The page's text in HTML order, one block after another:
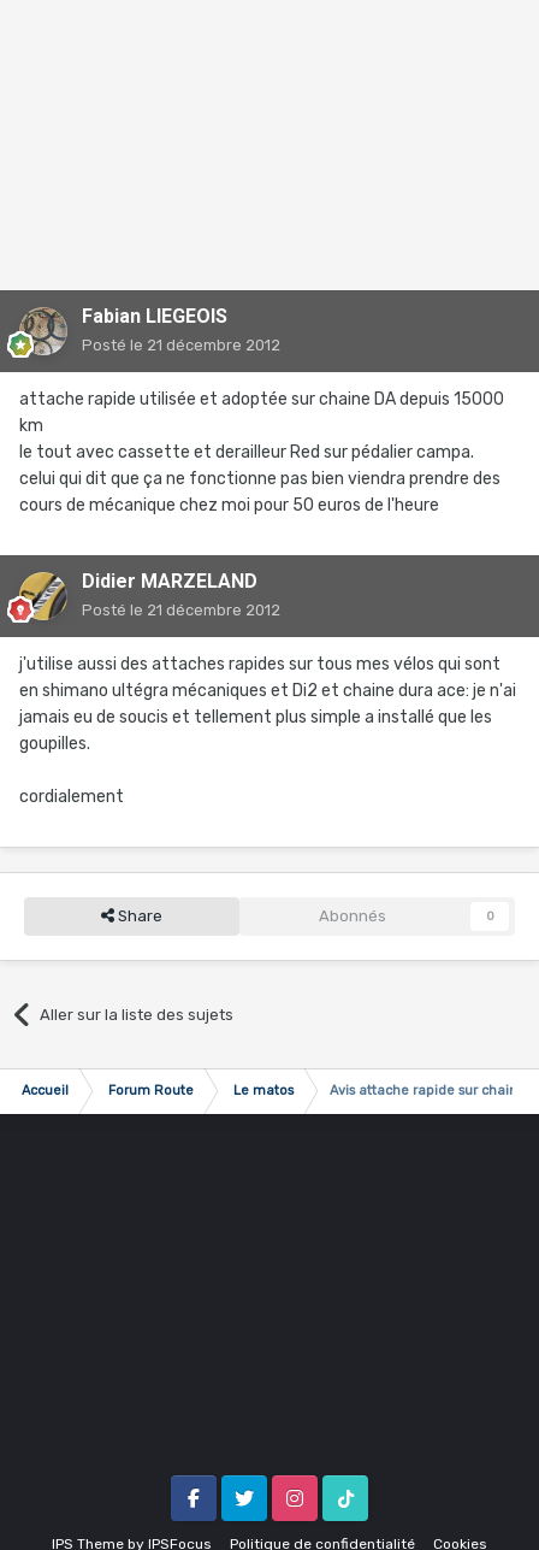
Fabian LIEGEOIS
Posté le 21 décembre 2012
attache rapide utilisée et adoptée sur chaine DA depuis 15000
km
le tout avec cassette et derailleur Red sur pédalier campa.
celui qui dit que ça ne fonctionne pas bien viendra prendre des
cours de mécanique chez moi pour 50 euros de l'heure
Didier MARZELAND
Posté le 21 décembre 2012
j'utilise aussi des attaches rapides sur tous mes vélos qui sont
en shimano ultégra mécaniques et Di2 et chaine dura ace: je n'ai
jamais eu de soucis et tellement plus simple a installé que les
goupilles.
cordialement
Share Abonnés 0
Aller sur la liste des sujets
Accueil Forum Route Le matos Avis attache rapide sur chaine
IPS Theme by IPSFocus Politique de confidentialité Cookies
FacebookTwitter InstagramTik Tok